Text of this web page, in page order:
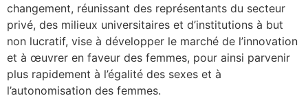
changement, réunissant des représentants du secteur
privé, des milieux universitaires et d’institutions à but
non lucratif, vise à développer le marché de l’innovation
et à œuvrer en faveur des femmes, pour ainsi parvenir
plus rapidement à l’égalité des sexes et à
l’autonomisation des femmes.